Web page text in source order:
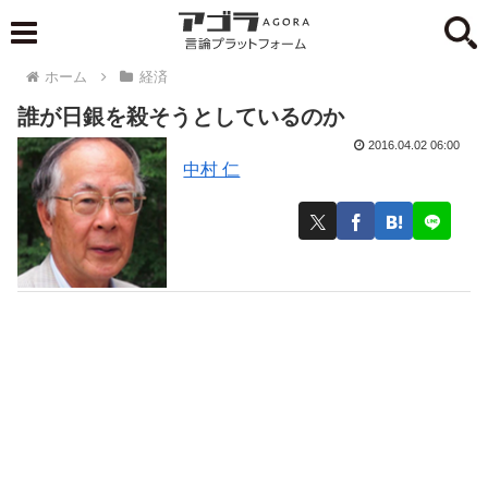
ホーム 経済
誰が日銀を殺そうとしているのか
中村 仁
2016.04.02 06:00